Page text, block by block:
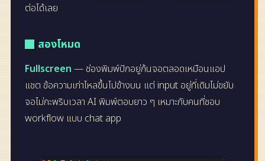
ต่อได้เลย
สองโหมด
Fullscreen — ช่องพิมพ์ปักอยู่ก้นจอตลอดเหมือนแอป
แชต ข้อความเก่าไหลขึ้นไปข้างบน แต่ input อยู่ที่เดิมไม่ขยับ
จอไม่กะพริบเวลา AI พิมพ์ตอบยาว ๆ เหมาะกับคนที่ชอบ
workflow แบบ chat app